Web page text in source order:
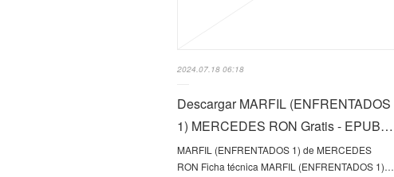
2024.07.18 06:18
Descargar MARFIL (ENFRENTADOS
1) MERCEDES RON Gratis - EPUB…
MARFIL (ENFRENTADOS 1) de MERCEDES
RON Ficha técnica MARFIL (ENFRENTADOS 1)…